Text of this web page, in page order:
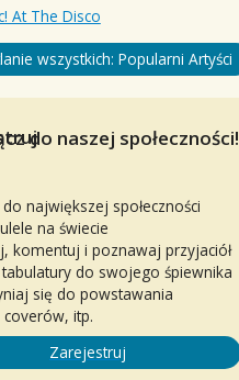
At The Disco
wszystkich: Popularni Artyści
do naszej społeczności!
największej społeczności
na świecie
komentuj i poznawaj przyjaciół
do swojego śpiewnika
się do powstawania
itp.
Zarejestruj